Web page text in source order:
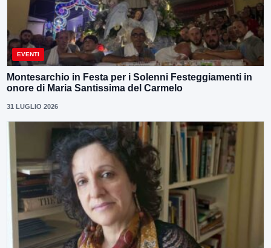
EVENTI
Montesarchio in Festa per i Solenni Festeggiamenti in
onore di Maria Santissima del Carmelo
31 LUGLIO 2026